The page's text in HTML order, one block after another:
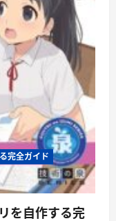
完全ガイド
を自作する完